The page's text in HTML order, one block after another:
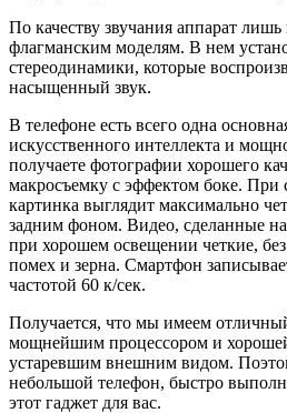
По качеству звучания аппарат
флагманским моделям. В нем
стереодинамики, которые
насыщенный звук.
В телефоне есть всего одна
искусственного интеллекта и
получаете фотографии хорошего
макросъемку с эффектом боке. При
картинка выглядит максимально
задним фоном. Видео, сделанные
при хорошем освещении четкие,
помех и зерна. Смартфон
частотой 60 к/сек.
Получается, что мы имеем
мощнейшим процессором и
устаревшим внешним видом.
небольшой телефон, быстро
этот гаджет для вас.